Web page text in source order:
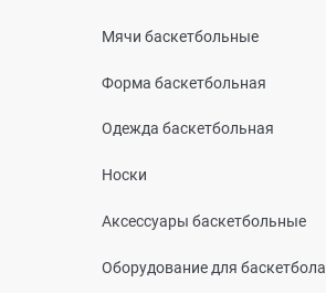
Мячи баскетбольные
Форма баскетбольная
Одежда баскетбольная
Носки
Аксессуары баскетбольные
Оборудование для баскетбола